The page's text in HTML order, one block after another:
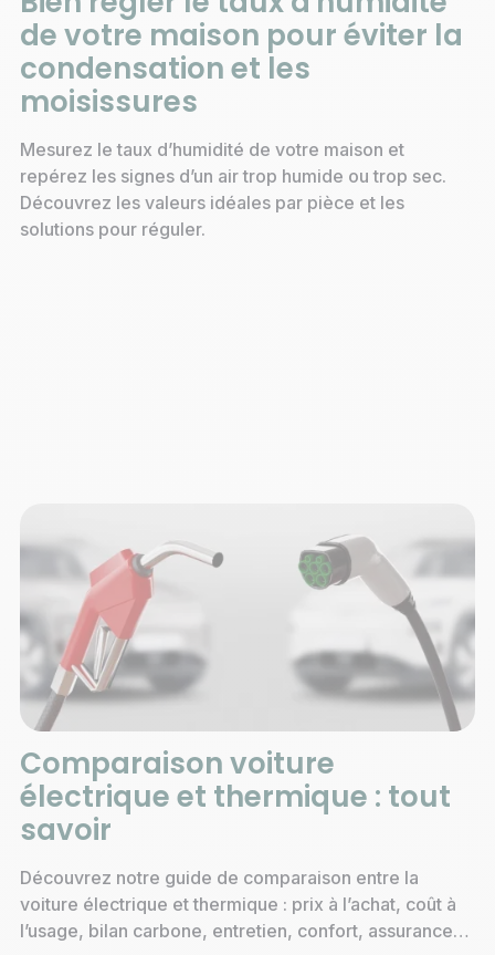
de votre maison pour éviter la
condensation et les
moisissures
Mesurez le taux d’humidité de votre maison et
repérez les signes d’un air trop humide ou trop sec.
Découvrez les valeurs idéales par pièce et les
solutions pour réguler.
Comparaison voiture
électrique et thermique : tout
savoir
Découvrez notre guide de comparaison entre la
voiture électrique et thermique : prix à l’achat, coût à
l’usage, bilan carbone, entretien, confort, assurance…